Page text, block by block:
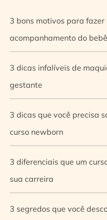
3 bons motivos para fazer
acompanhamento do bebê
3 dicas infalíveis de
gestante
3 dicas que você precisa
curso newborn
3 diferenciais que um
sua carreira
3 segredos que você